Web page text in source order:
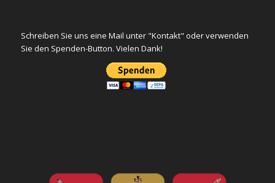
Schreiben Sie uns eine Mail unter "Kontakt" oder verwenden
Sie den Spenden-Button. Vielen Dank!